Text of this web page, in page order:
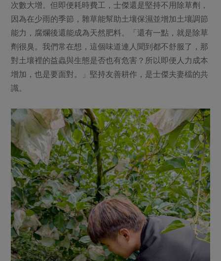
次數大增。但即便耗時費工，士傑還是堅持不用除草劑，
因為在少雨的季節，雜草能幫助土壤保濕並增加土壤調節
能力，腐爛後還能成為天然肥料。「還有一點，就是除草
劑很臭。我們常在想，這個味道連人聞到都不舒服了，那
對土壤裡的益蟲與生態是否也有危害？所以即便人力成本
增加，也是要面對。」堅持友善耕作，是士傑夫妻檔的共
識。